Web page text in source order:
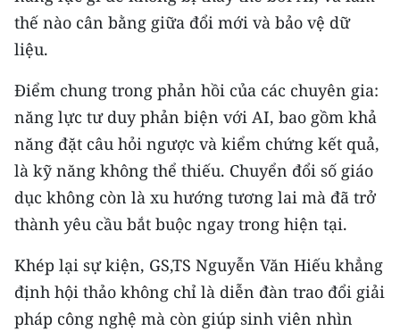
thế nào cân bằng giữa đổi mới và bảo vệ dữ
liệu.
Điểm chung trong phản hồi của các chuyên gia:
năng lực tư duy phản biện với AI, bao gồm khả
năng đặt câu hỏi ngược và kiểm chứng kết quả,
là kỹ năng không thể thiếu. Chuyển đổi số giáo
dục không còn là xu hướng tương lai mà đã trở
thành yêu cầu bắt buộc ngay trong hiện tại.
Khép lại sự kiện, GS,TS Nguyễn Văn Hiếu khẳng
định hội thảo không chỉ là diễn đàn trao đổi giải
pháp công nghệ mà còn giúp sinh viên nhìn